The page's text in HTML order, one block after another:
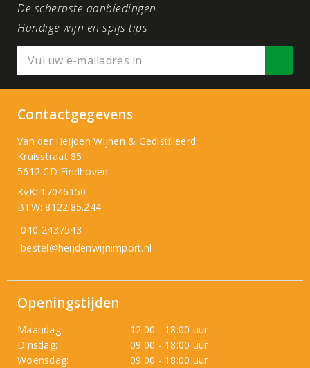
De scherpste aanbiedingen
Handige wijn en spijs tips
Contactgegevens
Van der Heijden Wijnen & Gedistilleerd
Kruisstraat 85
5612 CD Eindhoven
KvK: 17046150
BTW: 8122.85.244
040-2437543
bestel@heijdenwijnimport.nl
Openingstijden
Maandag:
12:00 - 18:00 uur
Dinsdag:
09:00 - 18:00 uur
Woensdag:
09:00 - 18:00 uur